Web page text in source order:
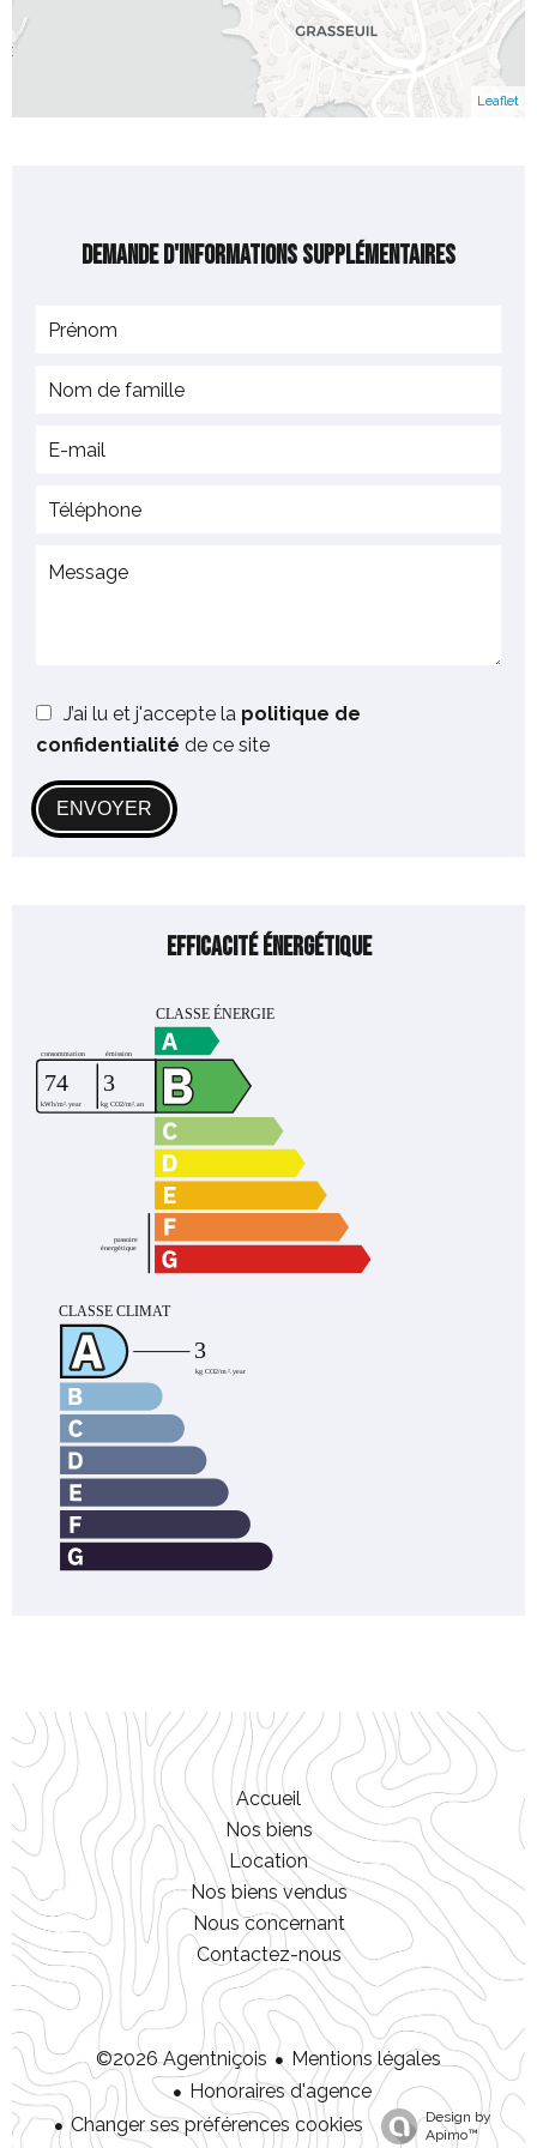
Leaflet
Demande d'informations supplémentaires
J’ai lu et j'accepte la politique de
confidentialité de ce site
ENVOYER
Efficacité énergétique
Accueil
Nos biens
Location
Nos biens vendus
Nous concernant
Contactez-nous
©2026 Agentniçois
Mentions légales
Honoraires d'agence
Changer ses préférences cookies
Design by
Apimo™